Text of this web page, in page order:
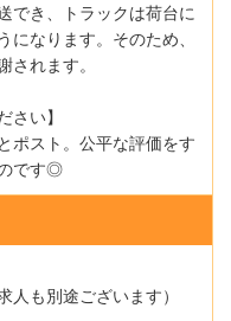
でき、トラックは荷台に
になります。そのため、
されます。
さい】
ポスト。公平な評価をす
です◎
も別途ございます）